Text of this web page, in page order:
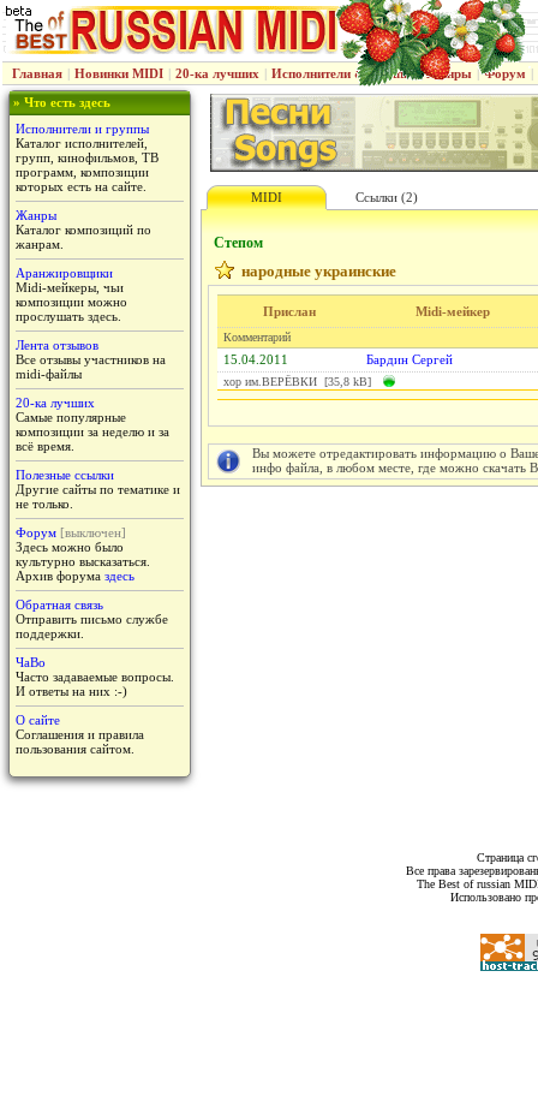
Главная | Новинки MIDI | 20-ка лучших | Исполнители & группы | Жанры | Форум |
» Что есть здесь
Исполнители и группы
Каталог исполнителей,
групп, кинофильмов, ТВ
программ, композиции
которых есть на сайте.
Жанры
Каталог композиций по
жанрам.
Аранжировщики
Midi-мейкеры, чьи
композиции можно
прослушать здесь.
Лента отзывов
Все отзывы участников на
midi-файлы
20-ка лучших
Самые популярные
композиции за неделю и за
всё время.
Полезные ссылки
Другие сайты по тематике и
не только.
Форум [выключен]
Здесь можно было
культурно высказаться.
Архив форума здесь
Обратная связь
Отправить письмо службе
поддержки.
ЧаВо
Часто задаваемые вопросы.
И ответы на них :-)
О сайте
Соглашения и правила
пользования сайтом.
MIDI Ссылки (2)
Степом
народные украинские
Прислан Midi-мейкер
Комментарий
15.04.2011 Бардин Сергей
хор им.ВЕРЁВКИ [35,8 kB]
Вы можете отредактировать информацию о
инфо файла, в любом месте, где можно скачать
Страница
Все права
The Best of russian
Использовано